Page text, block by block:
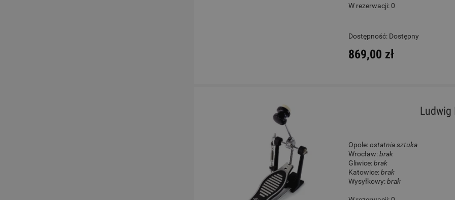
W rezerwacji: 0
Dostępność: Dostępny
869,00 zł
Ludwig
Opole:ostatnia sztuka
Wrocław:brak
Gliwice:brak
Katowice:brak
Wysyłkowy:brak